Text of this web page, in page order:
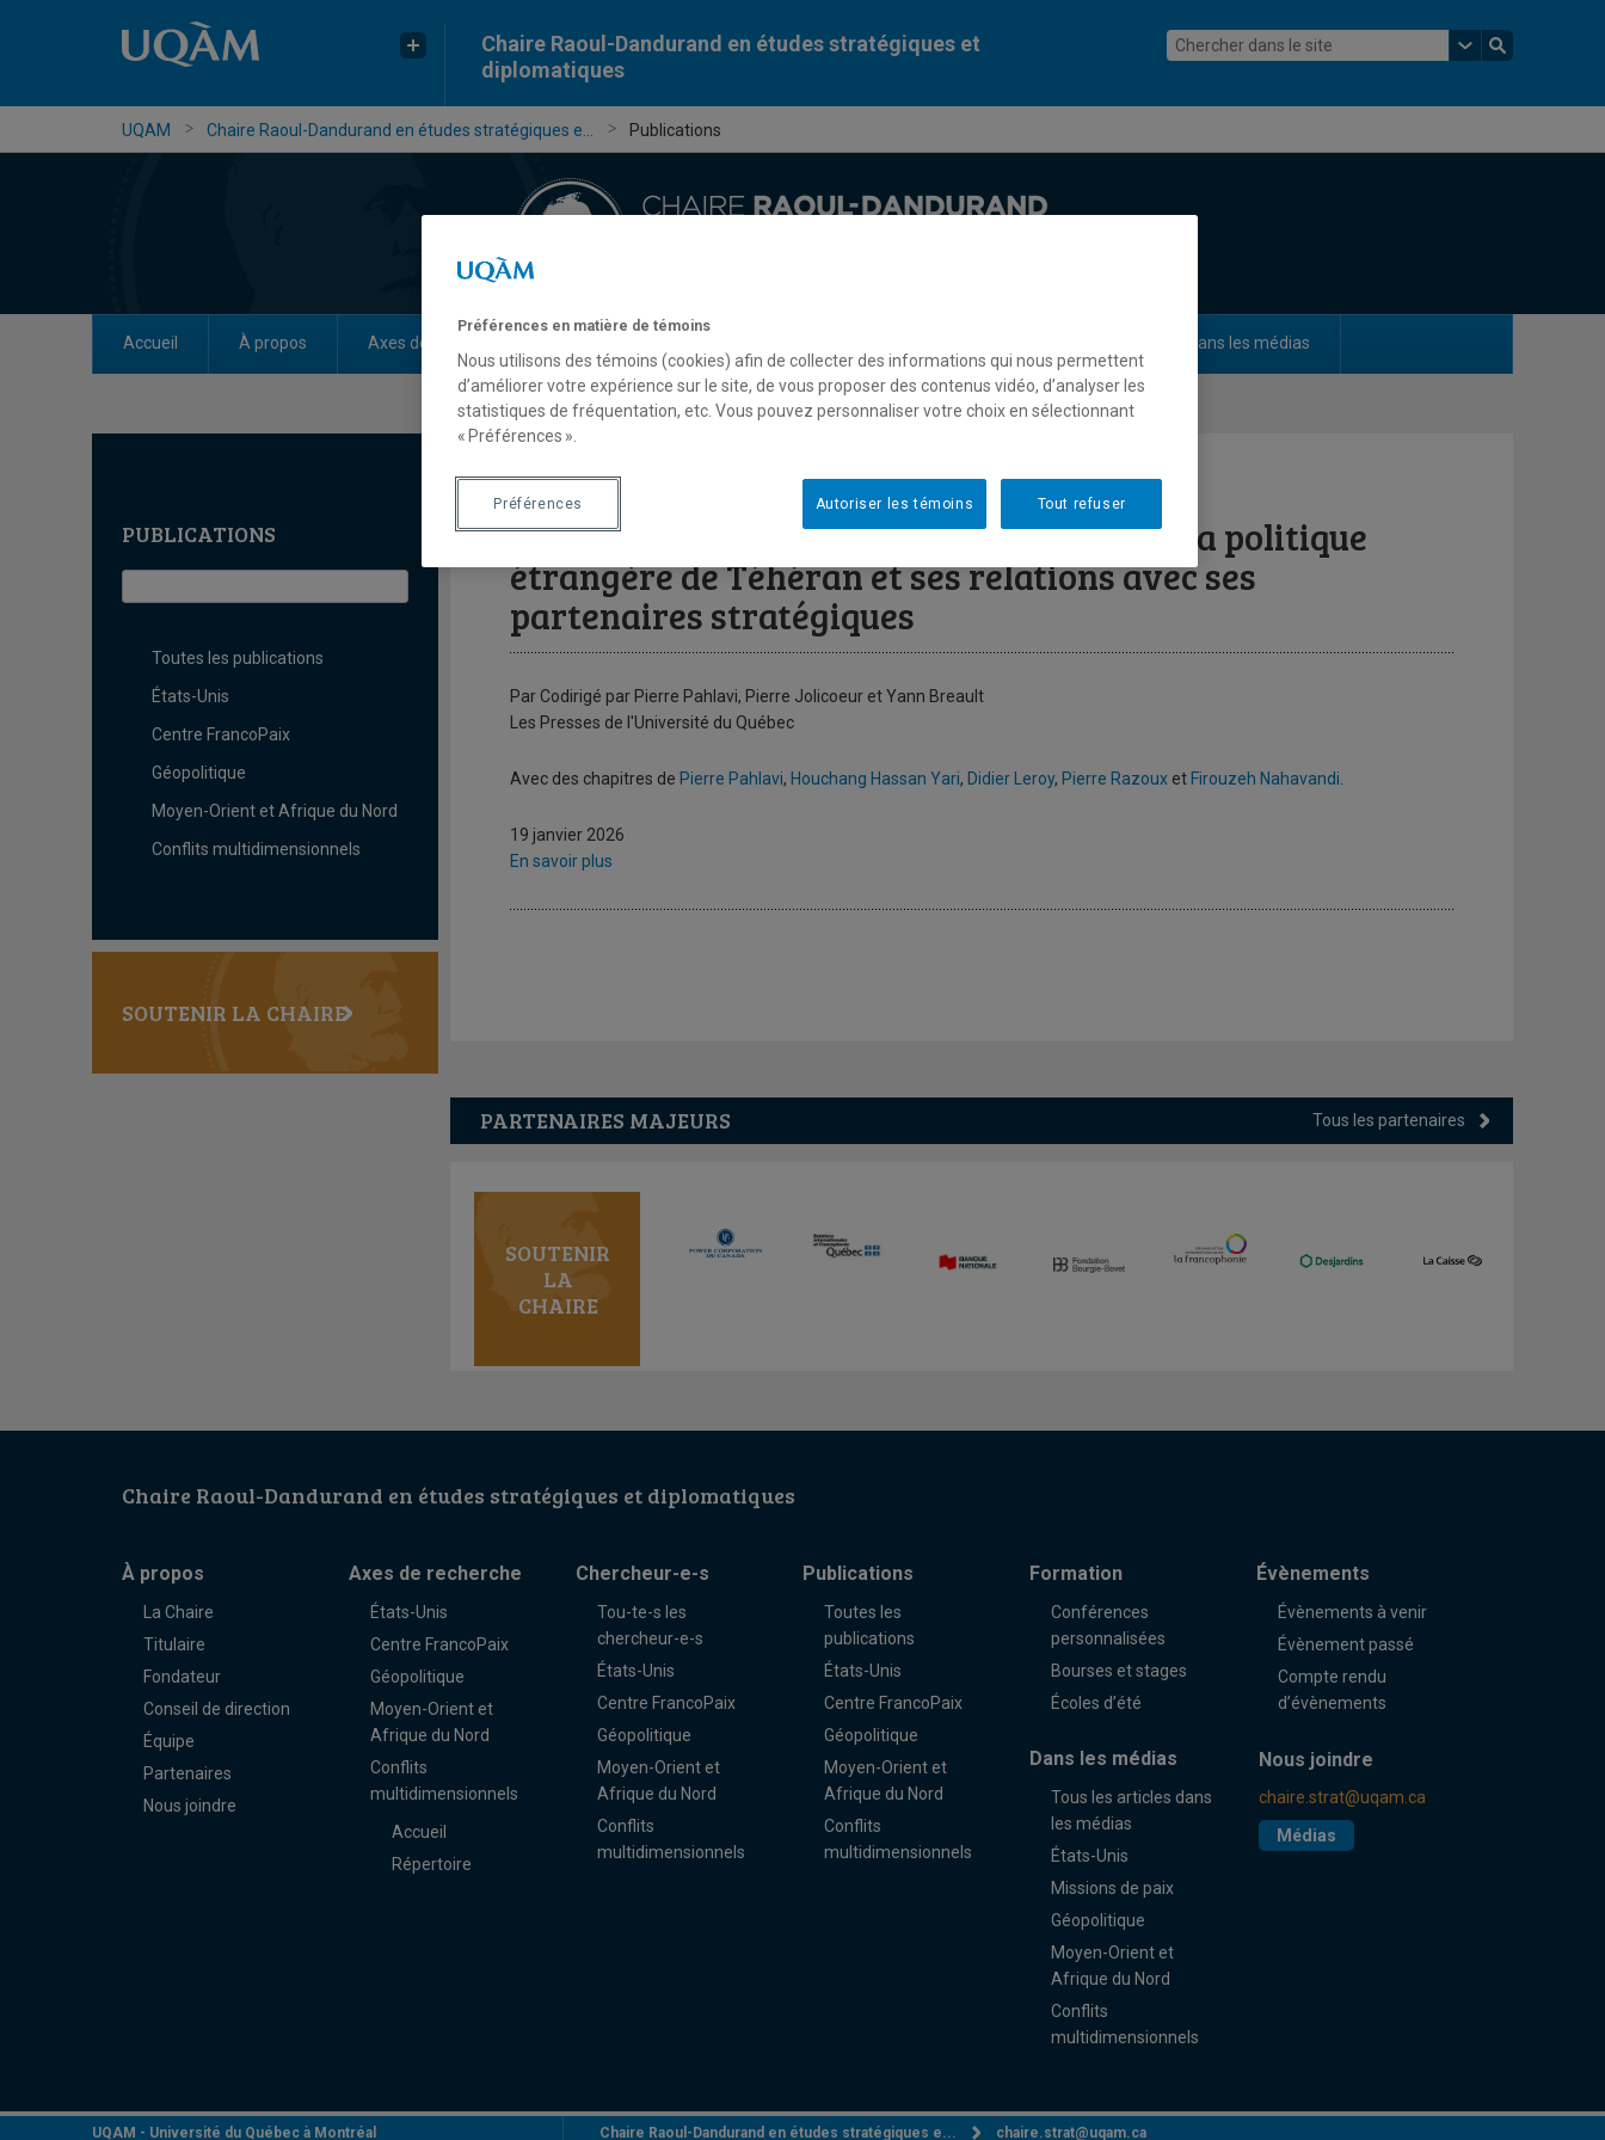
Chaire Raoul-Dandurand en études stratégiques et
diplomatiques
UQAM Chaire Raoul-Dandurand en études stratégiques e... Publications
Accueil À propos Axes de recherche Dans les médias
PUBLICATIONS
Toutes les publications
États-Unis
Centre FrancoPaix
Géopolitique
Moyen-Orient et Afrique du Nord
Conflits multidimensionnels
SOUTENIR LA CHAIRE
L’Iran au cœur du grand jeu eurasiatique. La politique
étrangère de Téhéran et ses relations avec ses
partenaires stratégiques
Par Codirigé par Pierre Pahlavi, Pierre Jolicoeur et Yann Breault
Les Presses de l'Université du Québec
Avec des chapitres de Pierre Pahlavi, Houchang Hassan Yari, Didier Leroy, Pierre Razoux et Firouzeh Nahavandi
19 janvier 2026
En savoir plus
PARTENAIRES MAJEURS Tous les partenaires
SOUTENIR
LA
CHAIRE
Chaire Raoul-Dandurand en études stratégiques et diplomatiques
À propos
La Chaire
Titulaire
Fondateur
Conseil de direction
Équipe
Partenaires
Nous joindre
Axes de recherche
États-Unis
Centre FrancoPaix
Géopolitique
Moyen-Orient et
Afrique du Nord
Conflits
multidimensionnels
Accueil
Répertoire
Chercheur-e-s
Tou-te-s les
chercheur-e-s
États-Unis
Centre FrancoPaix
Géopolitique
Moyen-Orient et
Afrique du Nord
Conflits
multidimensionnels
Publications
Toutes les
publications
États-Unis
Centre FrancoPaix
Géopolitique
Moyen-Orient et
Afrique du Nord
Conflits
multidimensionnels
Formation
Conférences
personnalisées
Bourses et stages
Écoles d’été
Évènements
Évènements à venir
Évènement passé
Compte rendu
d’évènements
Dans les médias
Tous les articles dans
les médias
États-Unis
Missions de paix
Géopolitique
Moyen-Orient et
Afrique du Nord
Conflits
multidimensionnels
Nous joindre
chaire.strat@uqam.ca
Médias
UQAM - Université du Québec à Montréal Chaire Raoul-Dandurand en études stratégiques e... chaire.strat@uqam.ca
Préférences en matière de témoins
Nous utilisons des témoins (cookies) afin de collecter des informations qui nous permettent
d’améliorer votre expérience sur le site, de vous proposer des contenus vidéo, d’analyser les
statistiques de fréquentation, etc. Vous pouvez personnaliser votre choix en sélectionnant
« Préférences ».
Tout refuser
Autoriser les témoins
Préférences